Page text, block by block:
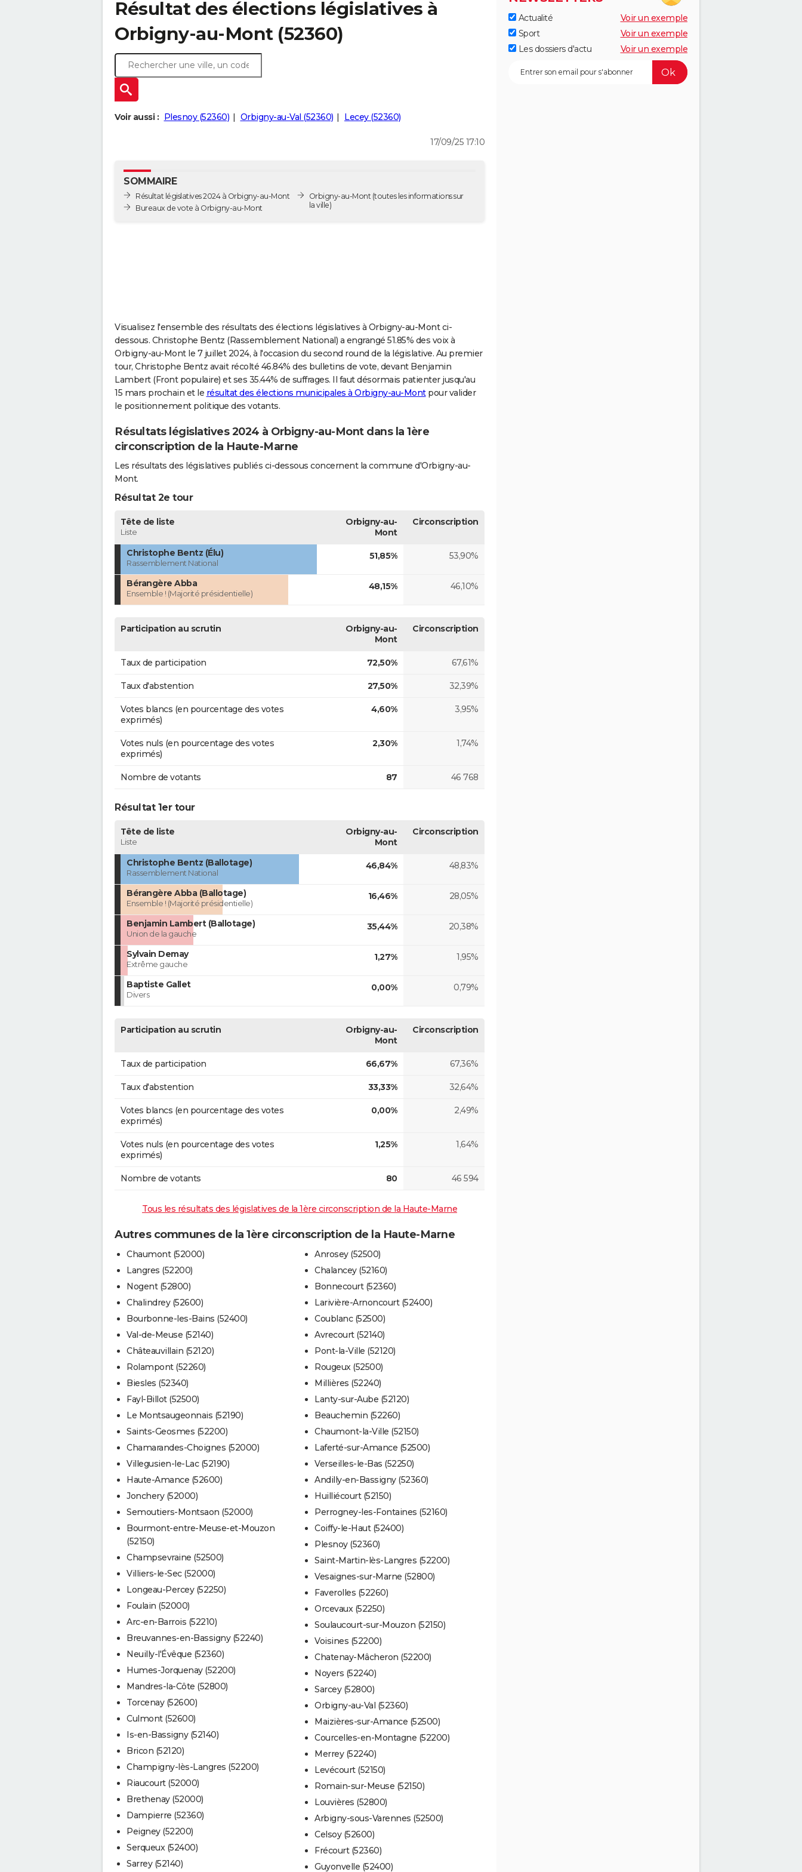
Résultat des élections législatives à
Orbigny-au-Mont (52360)
Voir aussi : Plesnoy (52360) Orbigny-au-Val (52360) Lecey (52360)
17/09/25 17:10
SOMMAIRE
Résultat législatives 2024 à Orbigny-au-Mont
Bureaux de vote à Orbigny-au-Mont
Orbigny-au-Mont (toutes les informations sur
la ville)
Visualisez l'ensemble des résultats des élections législatives à Orbigny-au-Mont ci-
dessous. Christophe Bentz (Rassemblement National) a engrangé 51.85% des voix à
Orbigny-au-Mont le 7 juillet 2024, à l'occasion du second round de la législative. Au premier
tour, Christophe Bentz avait récolté 46.84% des bulletins de vote, devant Benjamin
Lambert (Front populaire) et ses 35.44% de suffrages. Il faut désormais patienter jusqu'au
15 mars prochain et le résultat des élections municipales à Orbigny-au-Montpour valider
le positionnement politique des votants.
Résultats législatives 2024 à Orbigny-au-Mont dans la 1ère
circonscription de la Haute-Marne
Les résultats des législatives publiés ci-dessous concernent la commune d'Orbigny-au-
Mont.
Résultat 2e tour
Tête de liste
Liste
Orbigny-au-
Mont
Circonscription
Christophe Bentz (Élu)
Rassemblement National
51,85% 53,90%
Bérangère Abba
Ensemble ! (Majorité présidentielle)
48,15% 46,10%
Participation au scrutin
Orbigny-au-
Mont
Circonscription
Taux de participation 72,50% 67,61%
Taux d'abstention 27,50% 32,39%
Votes blancs (en pourcentage des votes
exprimés)
4,60% 3,95%
Votes nuls (en pourcentage des votes
exprimés)
2,30% 1,74%
Nombre de votants 87 46 768
Résultat 1er tour
Tête de liste
Liste
Orbigny-au-
Mont
Circonscription
Christophe Bentz (Ballotage)
Rassemblement National
46,84% 48,83%
Bérangère Abba (Ballotage)
Ensemble ! (Majorité présidentielle)
16,46% 28,05%
Benjamin Lambert (Ballotage)
Union de la gauche
35,44% 20,38%
Sylvain Demay
Extrême gauche
1,27% 1,95%
Baptiste Gallet
Divers
0,00% 0,79%
Participation au scrutin
Orbigny-au-
Mont
Circonscription
Taux de participation 66,67% 67,36%
Taux d'abstention 33,33% 32,64%
Votes blancs (en pourcentage des votes
exprimés)
0,00% 2,49%
Votes nuls (en pourcentage des votes
exprimés)
1,25% 1,64%
Nombre de votants 80 46 594
Tous les résultats des législatives de la 1ère circonscription de la Haute-Marne
Autres communes de la 1ère circonscription de la Haute-Marne
Chaumont (52000)
Langres (52200)
Nogent (52800)
Chalindrey (52600)
Bourbonne-les-Bains (52400)
Val-de-Meuse (52140)
Châteauvillain (52120)
Rolampont (52260)
Biesles (52340)
Fayl-Billot (52500)
Le Montsaugeonnais (52190)
Saints-Geosmes (52200)
Chamarandes-Choignes (52000)
Villegusien-le-Lac (52190)
Haute-Amance (52600)
Jonchery (52000)
Semoutiers-Montsaon (52000)
Bourmont-entre-Meuse-et-Mouzon
(52150)
Champsevraine (52500)
Villiers-le-Sec (52000)
Longeau-Percey (52250)
Foulain (52000)
Arc-en-Barrois (52210)
Breuvannes-en-Bassigny (52240)
Neuilly-l'Évêque (52360)
Humes-Jorquenay (52200)
Mandres-la-Côte (52800)
Torcenay (52600)
Culmont (52600)
Is-en-Bassigny (52140)
Bricon (52120)
Champigny-lès-Langres (52200)
Riaucourt (52000)
Brethenay (52000)
Dampierre (52360)
Peigney (52200)
Serqueux (52400)
Sarrey (52140)
Anrosey (52500)
Chalancey (52160)
Bonnecourt (52360)
Larivière-Arnoncourt (52400)
Coublanc (52500)
Avrecourt (52140)
Pont-la-Ville (52120)
Rougeux (52500)
Millières (52240)
Lanty-sur-Aube (52120)
Beauchemin (52260)
Chaumont-la-Ville (52150)
Laferté-sur-Amance (52500)
Verseilles-le-Bas (52250)
Andilly-en-Bassigny (52360)
Huilliécourt (52150)
Perrogney-les-Fontaines (52160)
Coiffy-le-Haut (52400)
Plesnoy (52360)
Saint-Martin-lès-Langres (52200)
Vesaignes-sur-Marne (52800)
Faverolles (52260)
Orcevaux (52250)
Soulaucourt-sur-Mouzon (52150)
Voisines (52200)
Chatenay-Mâcheron (52200)
Noyers (52240)
Sarcey (52800)
Orbigny-au-Val (52360)
Maizières-sur-Amance (52500)
Courcelles-en-Montagne (52200)
Merrey (52240)
Levécourt (52150)
Romain-sur-Meuse (52150)
Louvières (52800)
Arbigny-sous-Varennes (52500)
Celsoy (52600)
Frécourt (52360)
Guyonvelle (52400)
Actualité
Voir un exemple
Sport
Voir un exemple
Les dossiers d'actu
Voir un exemple